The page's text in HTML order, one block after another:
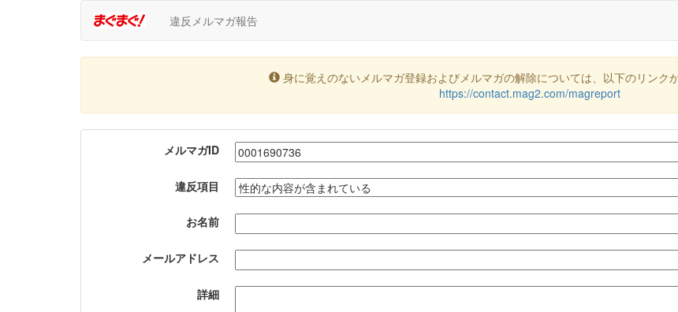
違反メルマガ報告
身に覚えのないメルマガ登録およびメルマガの解除については、以下のリンク
https://contact.mag2.com/magreport
メルマガID
違反項目
お名前
メールアドレス
詳細